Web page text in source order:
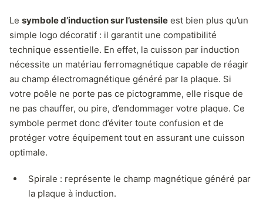
Le symbole d’induction sur l’ustensile est bien plus qu’un
simple logo décoratif : il garantit une compatibilité
technique essentielle. En effet, la cuisson par induction
nécessite un matériau ferromagnétique capable de réagir
au champ électromagnétique généré par la plaque. Si
votre poêle ne porte pas ce pictogramme, elle risque de
ne pas chauffer, ou pire, d’endommager votre plaque. Ce
symbole permet donc d’éviter toute confusion et de
protéger votre équipement tout en assurant une cuisson
optimale.
Spirale : représente le champ magnétique généré par
la plaque à induction.